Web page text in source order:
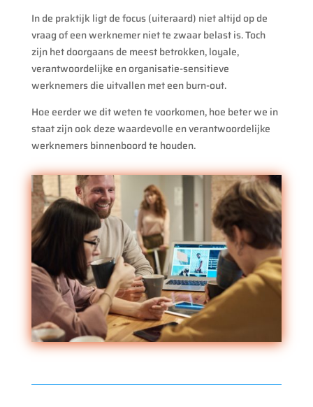
In de praktijk ligt de focus (uiteraard) niet altijd op de
vraag of een werknemer niet te zwaar belast is. Toch
zijn het doorgaans de meest betrokken, loyale,
verantwoordelijke en organisatie-sensitieve
werknemers die uitvallen met een burn-out.
Hoe eerder we dit weten te voorkomen, hoe beter we in
staat zijn ook deze waardevolle en verantwoordelijke
werknemers binnenboord te houden.